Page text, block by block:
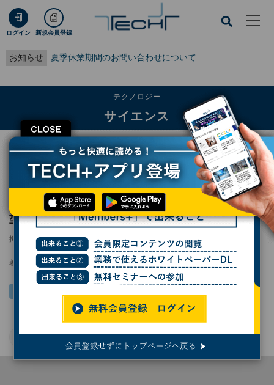
ログイン 新規会員登録
お知らせ 夏季休業期間のお問い合わせについて
CLOSE
テクノロジー
サイエンス
TECH+ テクノロジー
サイエンス
九大、新指標「地震モーメント効率」から大型地震連続発生リスクを評価
九大、新指標「地震モーメント効率」から大
型地震連続発生リスクを評価
掲載日 2026/06/03 11:33
著者： 波留久泉
地震研究 熊本地震 九州大学 ライフサイエンス